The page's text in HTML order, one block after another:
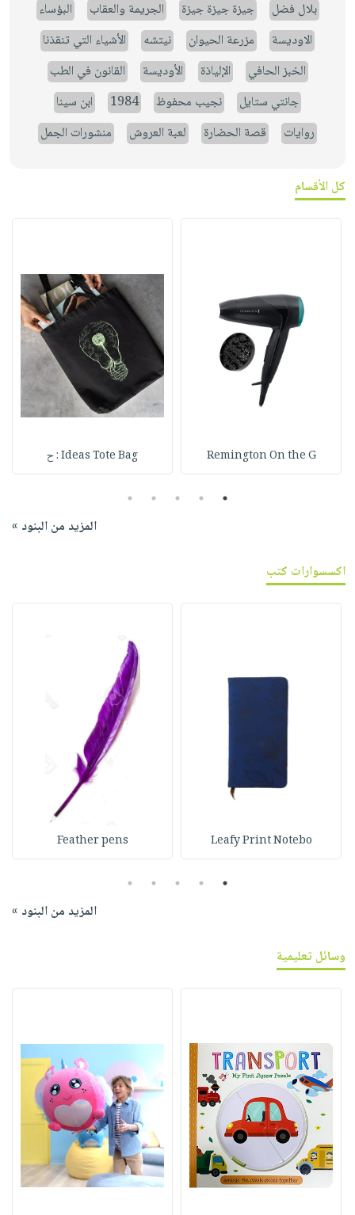
بلال فضل جيزة جيزة جيزة الجريمة والعقاب
البؤساء
الاوديسة
مزرعة الحيوان نيتشه
الأشياء التي تنقذنا
الخبز الحافي
الإلياذة الأوديسة
القانون في الطب
جانتي ستايل
نجيب محفوظ 1984
ابن سينا
روايات
قصة الحضارة لعبة العروش منشورات الجمل
كل الأقسام
Remington On the G Ideas Tote Bag : ح
1
2
3
4
5
المزيد من البنود »
اكسسوارات كتب
Leafy Print Notebo
Feather pens
1
2
3
4
5
المزيد من البنود »
وسائل تعليمية